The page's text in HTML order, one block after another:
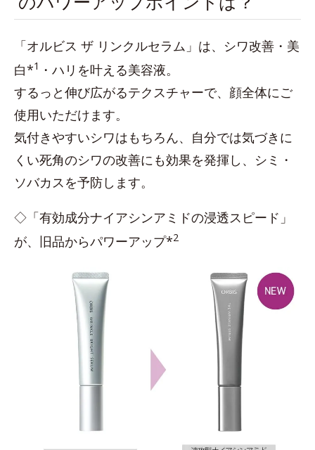
「オルビス ザ リンクルセラム」は、シワ改善・美
白*1 ・ハリを叶える美容液。
するっと伸び広がるテクスチャーで、顔全体にご
使用いただけます。
気付きやすいシワはもちろん、自分では気づきに
くい死角のシワの改善にも効果を発揮し、シミ・
ソバカスを予防します。
◇「有効成分ナイアシンアミドの浸透スピード」
が、旧品からパワーアップ*2